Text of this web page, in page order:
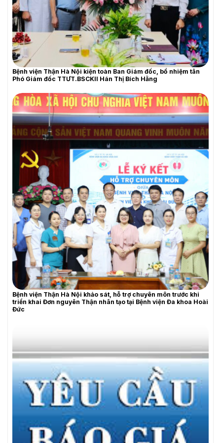
YÊU CẦU BÁO GIÁ
YÊU CẦU BÁO GIÁ
Bệnh viện Thận Hà Nội kiện toàn Ban Giám đốc, bổ nhiệm tân
Phó Giám đốc TTƯT.BSCKII Hán Thị Bích Hằng
Bệnh viện Thận Hà Nội khảo sát, hỗ trợ chuyên môn trước khi
triển khai Đơn nguyên Thận nhân tạo tại Bệnh viện Đa khoa Hoài
Đức